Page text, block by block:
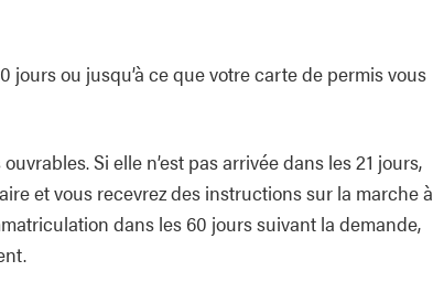
ou jusqu’à ce que votre carte de permis vous
Si elle n’est pas arrivée dans les 21 jours,
et vous recevrez des instructions sur la marche à
dans les 60 jours suivant la demande,